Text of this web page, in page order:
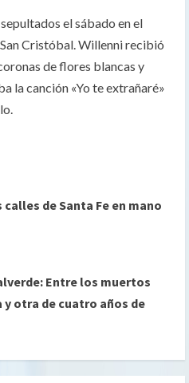
el sábado en el
Cristóbal. Willenni recibió
de flores blancas y
la canción «Yo te extrañaré»
de Santa Fe en mano
Entre los muertos
y otra de cuatro años de